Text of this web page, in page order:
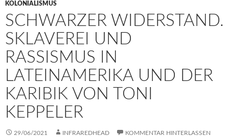
KOLONIALISMUS
SCHWARZER WIDERSTAND.
SKLAVEREI UND
RASSISMUS IN
LATEINAMERIKA UND DER
KARIBIK VON TONI
KEPPELER
29/06/2021 INFRAREDHEAD KOMMENTAR HINTERLASSEN